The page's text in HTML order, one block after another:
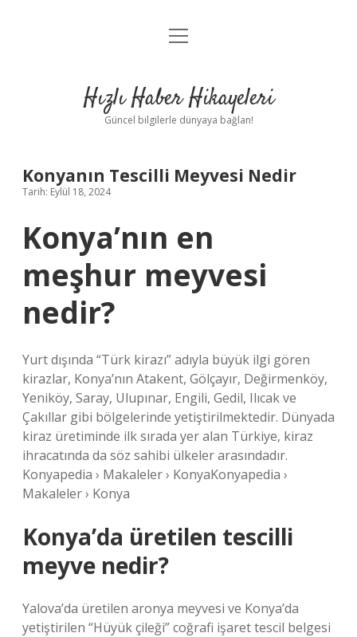
Anasayfa
Yasal Uyarı
menüyü
Hızlı Haber Hikayeleri
Güncel bilgilerle dünyaya bağlan!
Konyanın Tescilli Meyvesi Nedir
Tarih: Eylül 18, 2024
Konya’nın en
meşhur meyvesi
nedir?
Yurt dışında “Türk kirazı” adıyla büyük ilgi gören
kirazlar, Konya’nın Atakent, Gölçayır, Değirmenköy,
Yeniköy, Saray, Ulupınar, Engili, Gedil, Ilıcak ve
Çakıllar gibi bölgelerinde yetiştirilmektedir. Dünyada
kiraz üretiminde ilk sırada yer alan Türkiye, kiraz
ihracatında da söz sahibi ülkeler arasındadır.
Konyapedia › Makaleler › KonyaKonyapedia ›
Makaleler › Konya
Konya’da üretilen tescilli
meyve nedir?
Yalova’da üretilen aronya meyvesi ve Konya’da
yetiştirilen “Hüyük çileği” coğrafi işaret tescil belgesi